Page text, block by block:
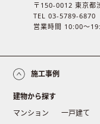
〒150-0012 東京都
TEL 03-5789-6870
営業時間 10:00〜
施工事例
建物から探す
マンション
一戸建て